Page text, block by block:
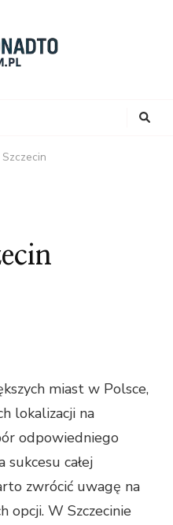
miast w Polsce,
lokalizacji na
odpowiedniego
całej
zwrócić uwagę na
opcji. W Szczecinie